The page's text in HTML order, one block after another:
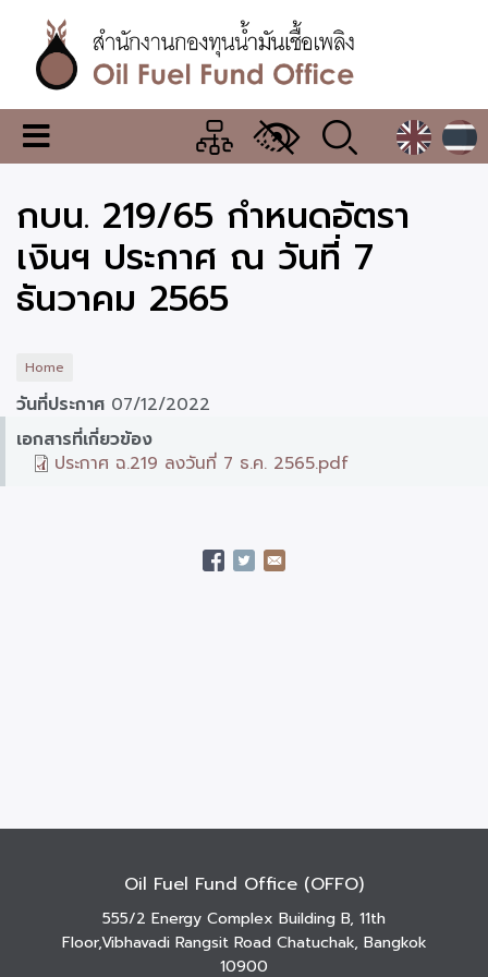
content
สำนักงาน
กองทุน
น้ำมัน
เชื้อ
เพลิง
เมนู
เปลี่ยน
แสดง
ผล
กบน. 219/65 กำหนดอัตรา
เงินฯ ประกาศ ณ วันที่ 7
ธันวาคม 2565
Home
วันที่ประกาศ 07/12/2022
เอกสารที่เกี่ยวข้อง
ประกาศ ฉ.219 ลงวันที่ 7 ธ.ค. 2565.pdf
Oil Fuel Fund Office (OFFO)
555/2 Energy Complex Building B, 11th
Floor,Vibhavadi Rangsit Road Chatuchak, Bangkok
10900